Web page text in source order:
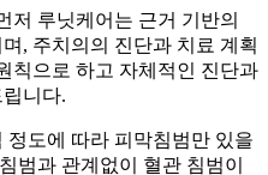
저 루닛케어는 근거 기반의
, 주치의의 진단과 치료 계획
칙으로 하고 자체적인 진단과
니다.
도에 따라 피막침범만 있을
범과 관계없이 혈관 침범이